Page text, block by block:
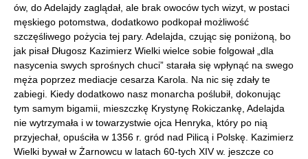
ów, do Adelajdy zaglądał, ale brak owoców tych wizyt, w postaci
męskiego potomstwa, dodatkowo podkopał możliwość
szczęśliwego pożycia tej pary. Adelajda, czując się poniżoną, bo
jak pisał Długosz Kazimierz Wielki wielce sobie folgował „dla
nasycenia swych sprośnych chuci” starała się wpłynąć na swego
męża poprzez mediacje cesarza Karola. Na nic się zdały te
zabiegi. Kiedy dodatkowo nasz monarcha poślubił, dokonując
tym samym bigamii, mieszczkę Krystynę Rokiczankę, Adelajda
nie wytrzymała i w towarzystwie ojca Henryka, który po nią
przyjechał, opuściła w 1356 r. gród nad Pilicą i Polskę. Kazimierz
Wielki bywał w Żarnowcu w latach 60-tych XIV w. jeszcze co